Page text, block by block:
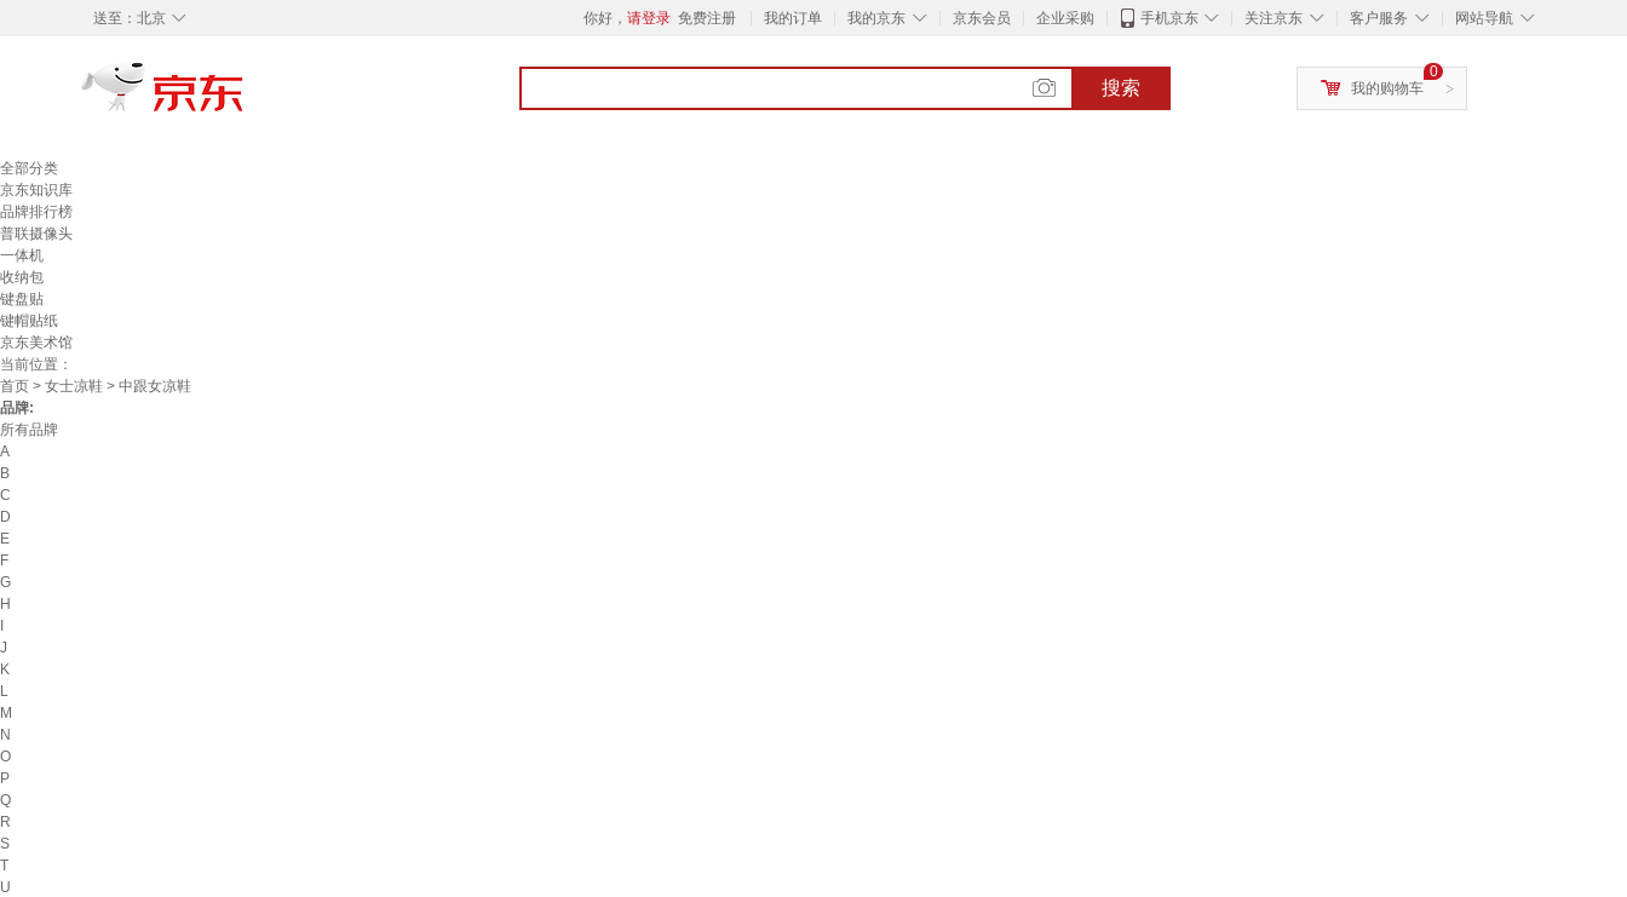
◇
送至： 北京 你好， 请登录 免费注册 我的订单 ◇
我的京东 京东会员 企业采购 ◇
手机京东 ◇
关注京东 ◇
客户服务 ◇
网站导航
搜索 >
0
我的购物车
全部分类
京东知识库
品牌排行榜
普联摄像头
一体机
收纳包
键盘贴
键帽贴纸
京东美术馆
当前位置：
首页 > 女士凉鞋 > 中跟女凉鞋
品牌:
所有品牌
A
B
C
D
E
F
G
H
J
K
L
M
N
O
P
Q
R
S
T
U